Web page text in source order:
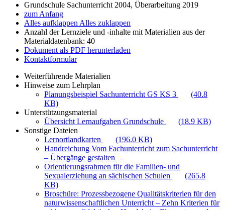
Grundschule Sachunterricht 2004, Überarbeitung 2019
zum Anfang
Alles aufklappen Alles zuklappen
Anzahl der Lernziele und -inhalte mit Materialien aus der
Materialdatenbank: 40
Dokument als PDF herunterladen
Kontaktformular
Weiterführende Materialien
Hinweise zum Lehrplan
Planungsbeispiel Sachunterricht GS KS 3
(40.8
KB)
Unterstützungsmaterial
Übersicht Lernaufgaben Grundschule
(18.9 KB)
Sonstige Dateien
Lernortlandkarten
(196.0 KB)
Handreichung Vom Fachunterricht zum Sachunterricht
– Übergänge gestalten
Orientierungsrahmen für die Familien- und
Sexualerziehung an sächischen Schulen
(265.8
KB)
Broschüre: Prozessbezogene Qualitätskriterien für den
naturwissenschaftlichen Unterricht – Zehn Kriterien für